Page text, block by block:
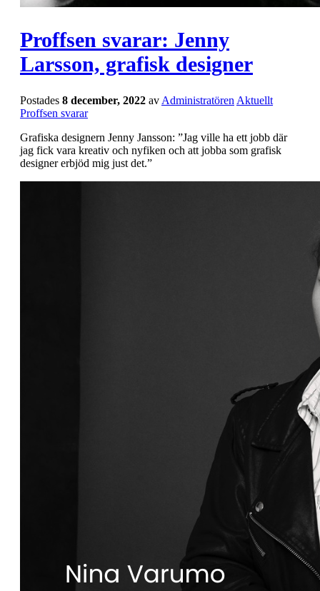
Proffsen svarar: Jenny
Larsson, grafisk designer
Postades 8 december, 2022 av Administratören Aktuellt
Proffsen svarar
Grafiska designern Jenny Jansson: ”Jag ville ha ett jobb där
jag fick vara kreativ och nyfiken och att jobba som grafisk
designer erbjöd mig just det.”